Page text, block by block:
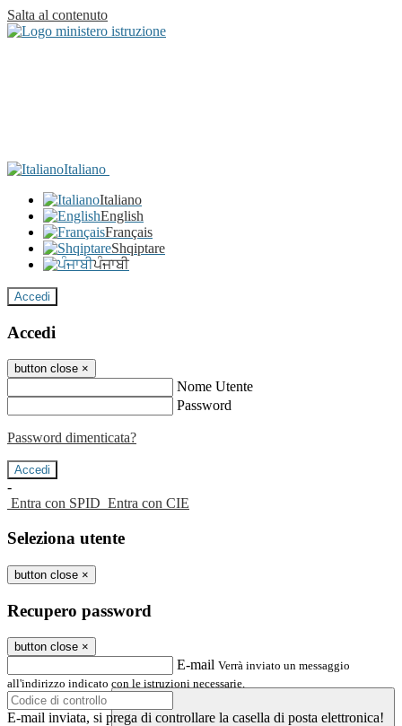
Salta al contenuto
Italiano
Italiano
English
Français
Shqiptare
ਪੰਜਾਬੀ
Accedi
Accedi
button close ×
Nome Utente
Password
Password dimenticata?
-
Entra con SPID Entra con CIE
Seleziona utente
button close ×
Recupero password
button close ×
E-mail Verrà inviato un messaggio
all'indirizzo indicato con le istruzioni necessarie.
E-mail inviata, si prega di controllare la casella di posta elettronica!